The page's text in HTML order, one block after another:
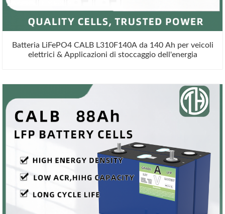
Batteria LiFePO4 CALB L310F140A da 140 Ah per veicoli
elettrici & Applicazioni di stoccaggio dell'energia